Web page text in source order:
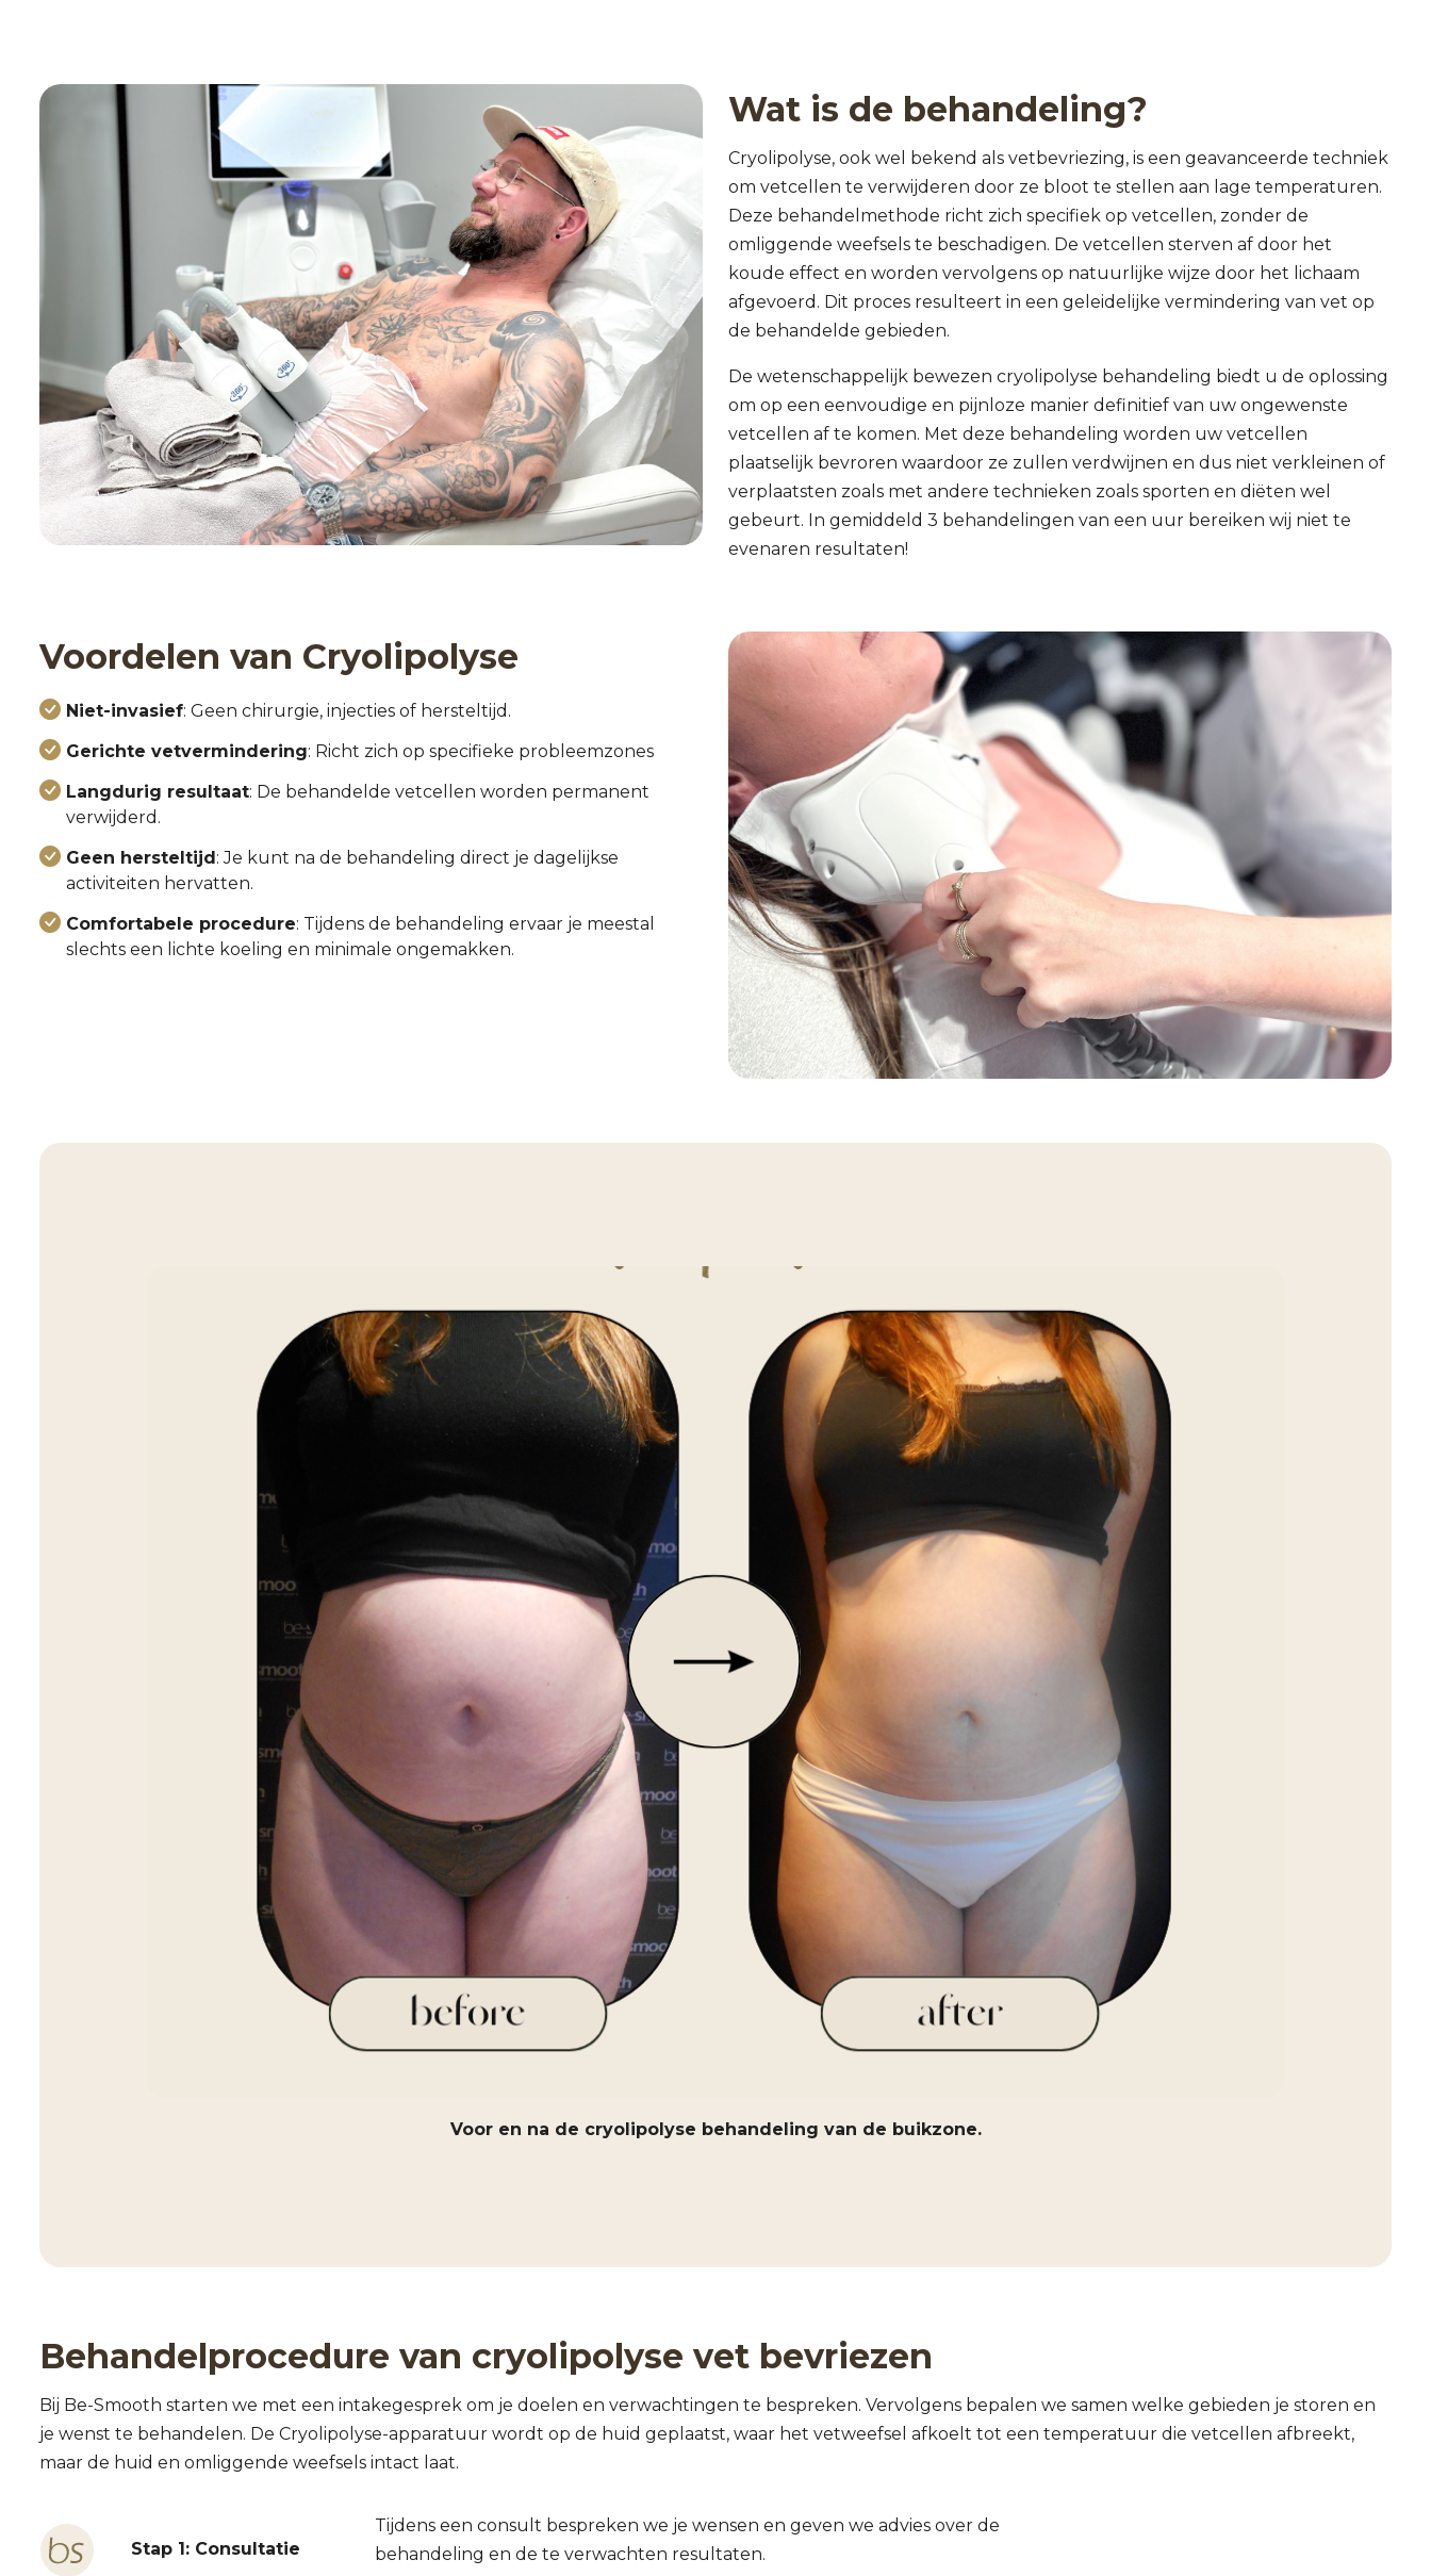
Wat is de behandeling?
Cryolipolyse, ook wel bekend als vetbevriezing, is een geavanceerde techniek
om vetcellen te verwijderen door ze bloot te stellen aan lage temperaturen.
Deze behandelmethode richt zich specifiek op vetcellen, zonder de
omliggende weefsels te beschadigen. De vetcellen sterven af door het
koude effect en worden vervolgens op natuurlijke wijze door het lichaam
afgevoerd. Dit proces resulteert in een geleidelijke vermindering van vet op
de behandelde gebieden.
De wetenschappelijk bewezen cryolipolyse behandeling biedt u de oplossing
om op een eenvoudige en pijnloze manier definitief van uw ongewenste
vetcellen af te komen. Met deze behandeling worden uw vetcellen
plaatselijk bevroren waardoor ze zullen verdwijnen en dus niet verkleinen of
verplaatsten zoals met andere technieken zoals sporten en diëten wel
gebeurt. In gemiddeld 3 behandelingen van een uur bereiken wij niet te
evenaren resultaten!
Voordelen van Cryolipolyse
Niet-invasief: Geen chirurgie, injecties of hersteltijd.
Gerichte vetvermindering: Richt zich op specifieke probleemzones
Langdurig resultaat: De behandelde vetcellen worden permanent
verwijderd.
Geen hersteltijd: Je kunt na de behandeling direct je dagelijkse
activiteiten hervatten.
Comfortabele procedure: Tijdens de behandeling ervaar je meestal
slechts een lichte koeling en minimale ongemakken.
Voor en na de cryolipolyse behandeling van de buikzone.
Behandelprocedure van cryolipolyse vet bevriezen
Bij Be-Smooth starten we met een intakegesprek om je doelen en verwachtingen te bespreken. Vervolgens bepalen we samen welke gebieden je storen en
je wenst te behandelen. De Cryolipolyse-apparatuur wordt op de huid geplaatst, waar het vetweefsel afkoelt tot een temperatuur die vetcellen afbreekt,
maar de huid en omliggende weefsels intact laat.
Stap 1: Consultatie
Tijdens een consult bespreken we je wensen en geven we advies over de
behandeling en de te verwachten resultaten.